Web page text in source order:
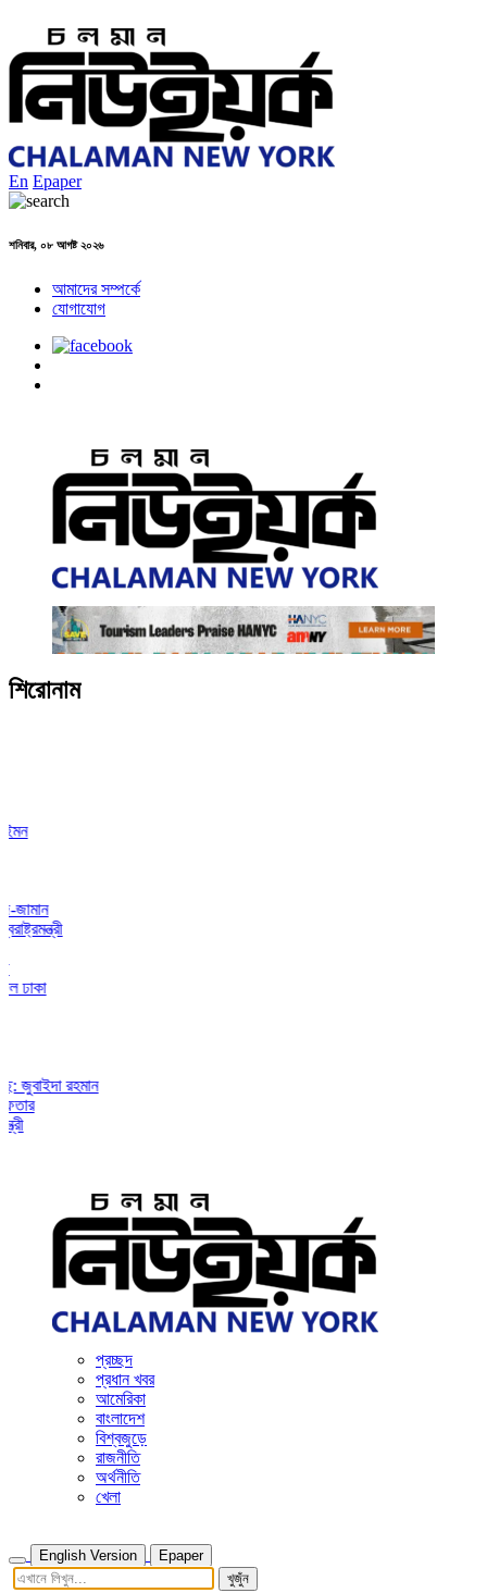
En Epaper
শনিবার, ০৮ আগষ্ট ২০২৬
আমাদের সম্পর্কে
যোগাযোগ
শিরোনাম
রহমান
প্রচ্ছদ
প্রধান খবর
আমেরিকা
বাংলাদেশ
বিশ্বজুড়ে
রাজনীতি
অর্থনীতি
খেলা
English Version
Epaper
খুজুঁন